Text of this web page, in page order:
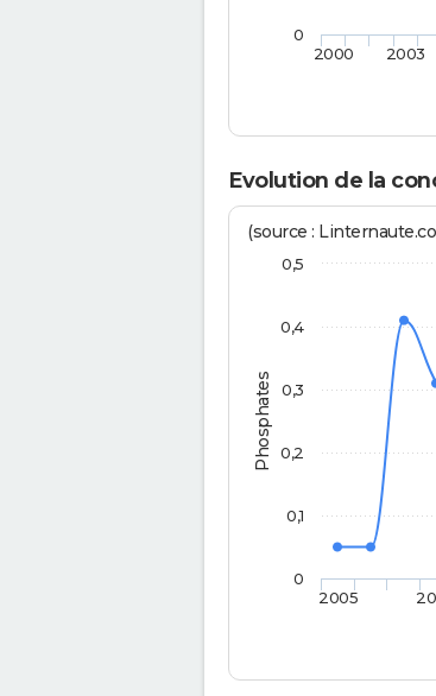
2000 2003
0
Evolution de la
Phosphates
(source :
2005
0
0,1
0,2
0,3
0,4
0,5